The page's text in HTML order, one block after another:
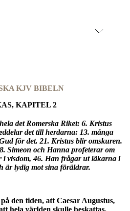
KJV BIBELN
KAPITEL 2
det Romerska Riket: 6. Kristus
det till herdarna: 13. många
för det. 21. Kristus blir omskuren.
Simeon och Hanna profeterar om
i visdom, 46. Han frågar ut läkarna i
är lydig mot sina föräldrar.
den tiden, att Caesar Augustus,
hela världen skulle beskattas.